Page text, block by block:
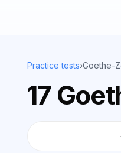
Practice tests›Goethe-
17